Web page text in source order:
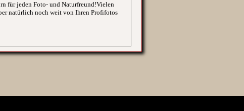
für jeden Foto- und Naturfreund!Vielen
natürlich noch weit von Ihren Profifotos